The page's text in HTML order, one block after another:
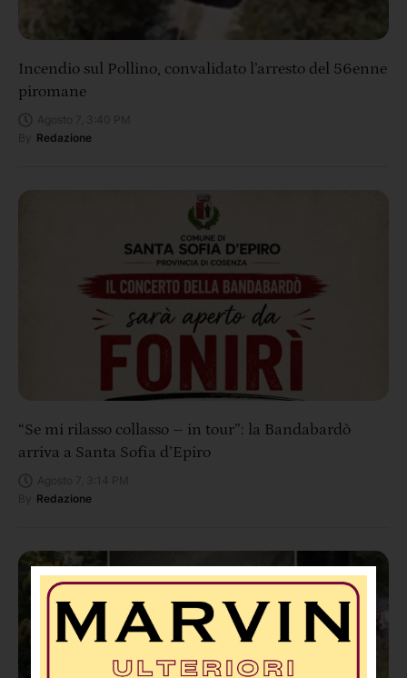
Incendio sul Pollino, convalidato l’arresto del 56enne
piromane
Redazione
“Se mi rilasso collasso – in tour”: la Bandabardò
arriva a Santa Sofia d’Epiro
Redazione